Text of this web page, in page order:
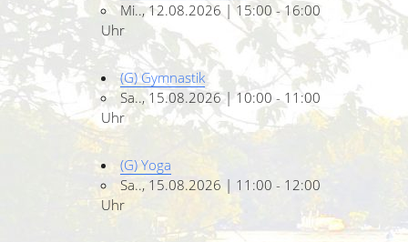
Mi.., 12.08.2026 | 15:00 - 16:00
Uhr
(G) Gymnastik
Sa.., 15.08.2026 | 10:00 - 11:00
Uhr
(G) Yoga
Sa.., 15.08.2026 | 11:00 - 12:00
Uhr